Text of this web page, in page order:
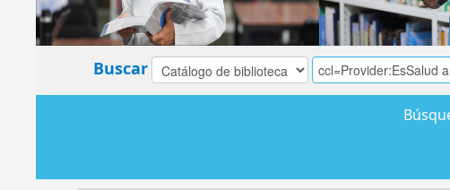
Buscar